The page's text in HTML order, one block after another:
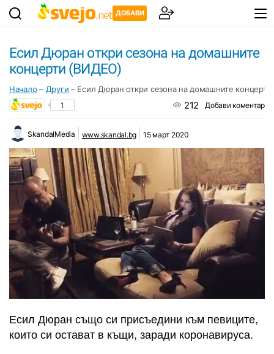
ДОБАВИ
Есил Дюран откри сезона на домашните
концерти (ВИДЕО)
Начало – Други – Есил Дюран откри сезона на домашните
1 212 Добави коментар
SkandalMedia www.skandal.bg 15 март 2020
Есил Дюран също си присъедини към певиците,
които си остават в къщи, заради коронавируса.